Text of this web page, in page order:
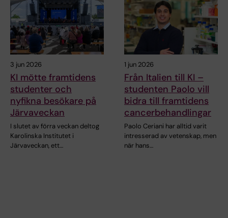
3 jun 2026
KI mötte framtidens
studenter och
nyfikna besökare på
Järvaveckan
I slutet av förra veckan deltog
Karolinska Institutet i
Järvaveckan, ett…
1 jun 2026
Från Italien till KI –
studenten Paolo vill
bidra till framtidens
cancerbehandlingar
Paolo Ceriani har alltid varit
intresserad av vetenskap, men
när hans…